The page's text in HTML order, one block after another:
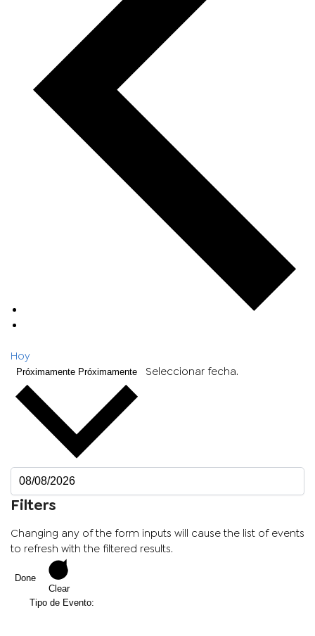
Hoy
Próximamente Próximamente Seleccionar fecha.
Filters
Changing any of the form inputs will cause the list of events
to refresh with the filtered results.
Done
Clear
Tipo de Evento: